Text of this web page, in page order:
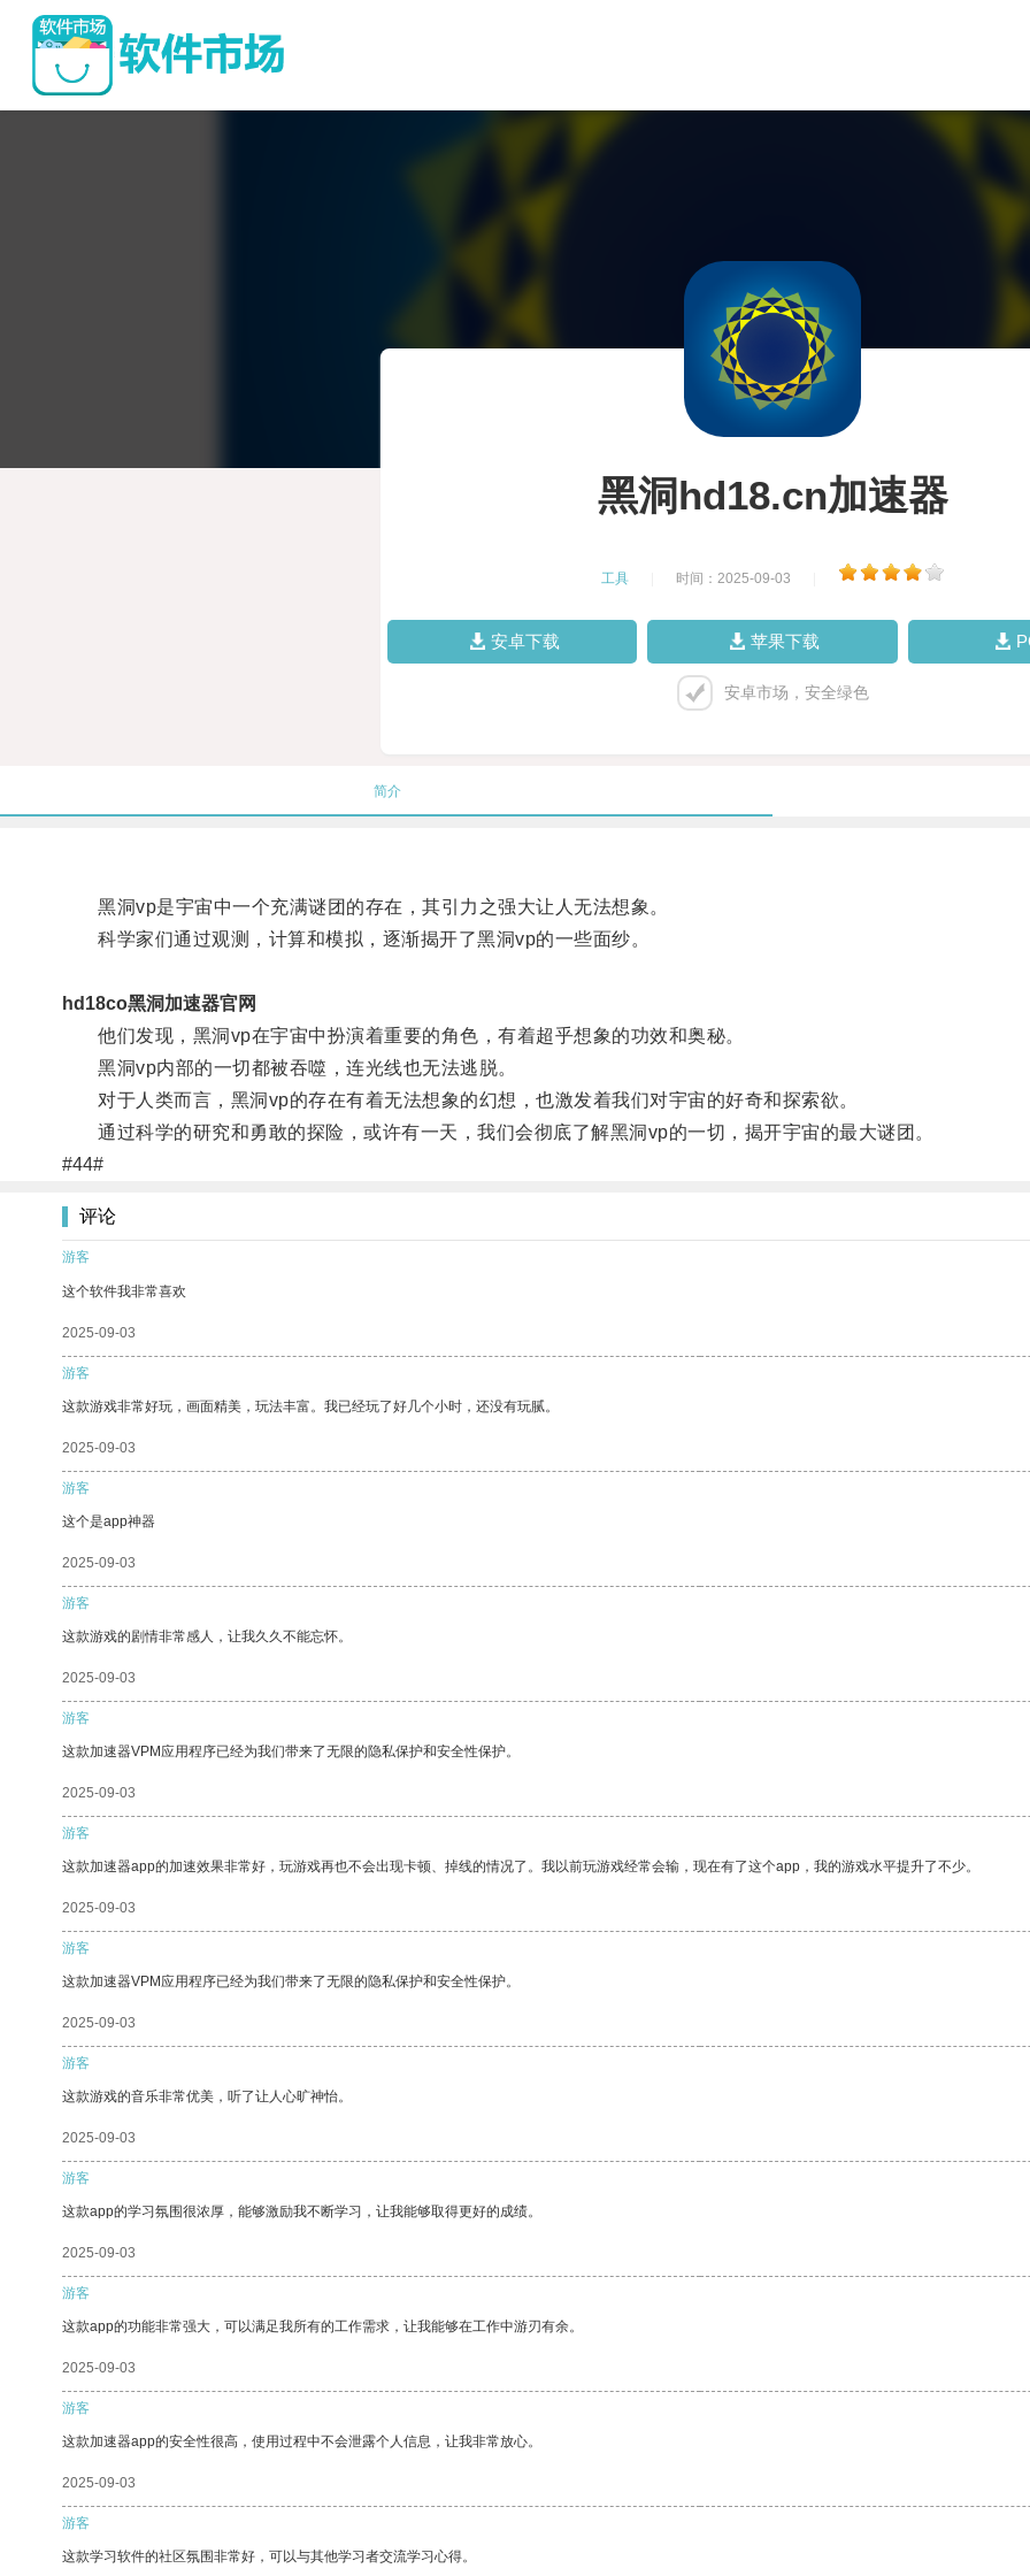
黑洞hd18.cn加速器
工具 时间：2025-09-03
安卓下载 苹果下载
安卓市场，安全绿色
简介
黑洞vp是宇宙中一个充满谜团的存在，其引力之强大让人无法想象。
科学家们通过观测，计算和模拟，逐渐揭开了黑洞vp的一些面纱。
hd18co黑洞加速器官网
他们发现，黑洞vp在宇宙中扮演着重要的角色，有着超乎想象的功效和奥秘。
黑洞vp内部的一切都被吞噬，连光线也无法逃脱。
对于人类而言，黑洞vp的存在有着无法想象的幻想，也激发着我们对宇宙的好奇和探索欲。
通过科学的研究和勇敢的探险，或许有一天，我们会彻底了解黑洞vp的一切，揭开宇宙的最大谜团。
#44#
评论
游客
这个软件我非常喜欢
2025-09-03
游客
这款游戏非常好玩，画面精美，玩法丰富。我已经玩了好几个小时，还没有玩腻。
2025-09-03
游客
这个是app神器
2025-09-03
游客
这款游戏的剧情非常感人，让我久久不能忘怀。
2025-09-03
游客
这款加速器VPM应用程序已经为我们带来了无限的隐私保护和安全性保护。
2025-09-03
游客
这款加速器app的加速效果非常好，玩游戏再也不会出现卡顿、掉线的情况了。我以前玩游戏经常会输，现在有了这个app，我的游戏水平提升了不少。
2025-09-03
游客
这款加速器VPM应用程序已经为我们带来了无限的隐私保护和安全性保护。
2025-09-03
游客
这款游戏的音乐非常优美，听了让人心旷神怡。
2025-09-03
游客
这款app的学习氛围很浓厚，能够激励我不断学习，让我能够取得更好的成绩。
2025-09-03
游客
这款app的功能非常强大，可以满足我所有的工作需求，让我能够在工作中游刃有余。
2025-09-03
游客
这款加速器app的安全性很高，使用过程中不会泄露个人信息，让我非常放心。
2025-09-03
游客
这款学习软件的社区氛围非常好，可以与其他学习者交流学习心得。